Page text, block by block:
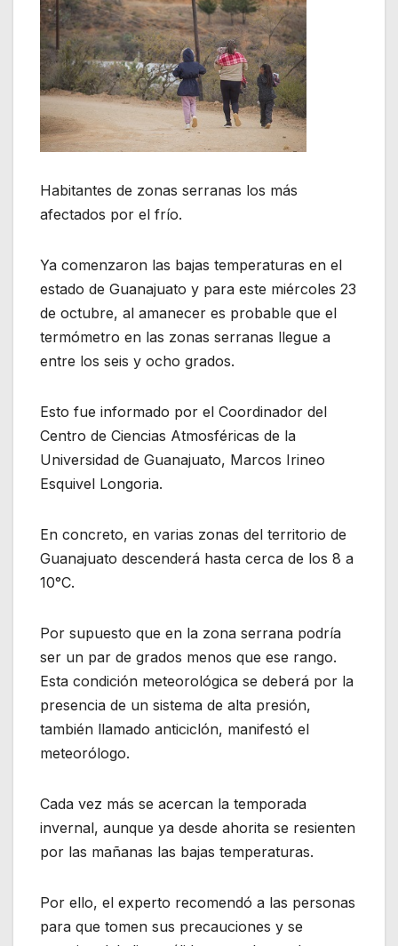
Habitantes de zonas serranas los más
afectados por el frío.
Ya comenzaron las bajas temperaturas en el
estado de Guanajuato y para este miércoles 23
de octubre, al amanecer es probable que el
termómetro en las zonas serranas llegue a
entre los seis y ocho grados.
Esto fue informado por el Coordinador del
Centro de Ciencias Atmosféricas de la
Universidad de Guanajuato, Marcos Irineo
Esquivel Longoria.
En concreto, en varias zonas del territorio de
Guanajuato descenderá hasta cerca de los 8 a
10°C.
Por supuesto que en la zona serrana podría
ser un par de grados menos que ese rango.
Esta condición meteorológica se deberá por la
presencia de un sistema de alta presión,
también llamado anticiclón, manifestó el
meteorólogo.
Cada vez más se acercan la temporada
invernal, aunque ya desde ahorita se resienten
por las mañanas las bajas temperaturas.
Por ello, el experto recomendó a las personas
para que tomen sus precauciones y se